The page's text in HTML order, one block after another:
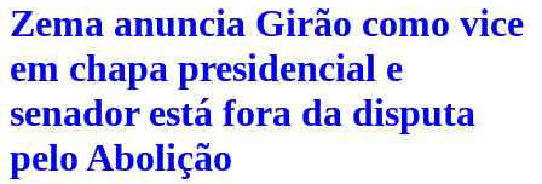
Zema anuncia Girão como vice
em chapa presidencial e
senador está fora da disputa
pelo Abolição